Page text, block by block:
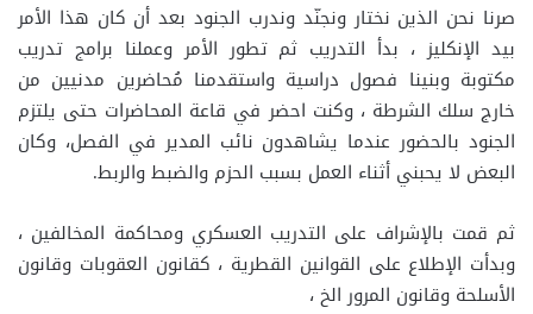
صرنا نحن الذين نختار ونجنّد وندرب الجنود بعد أن كان هذا الأمر
بيد الإنكليز ، بدأ التدريب ثم تطور الأمر وعملنا برامج تدريب
مكتوبة وبنينا فصول دراسية واستقدمنا مُحاضرين مدنيين من
خارج سلك الشرطة ، وكنت احضر في قاعة المحاضرات حتى يلتزم
الجنود بالحضور عندما يشاهدون نائب المدير في الفصل، وكان
البعض لا يحبني أثناء العمل بسبب الحزم والضبط والربط.
ثم قمت بالإشراف على التدريب العسكري ومحاكمة المخالفين ،
وبدأت الإطلاع على القوانين القطرية ، كقانون العقوبات وقانون
الأسلحة وقانون المرور الخ ،